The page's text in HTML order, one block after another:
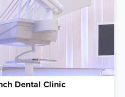
Dental Clinic